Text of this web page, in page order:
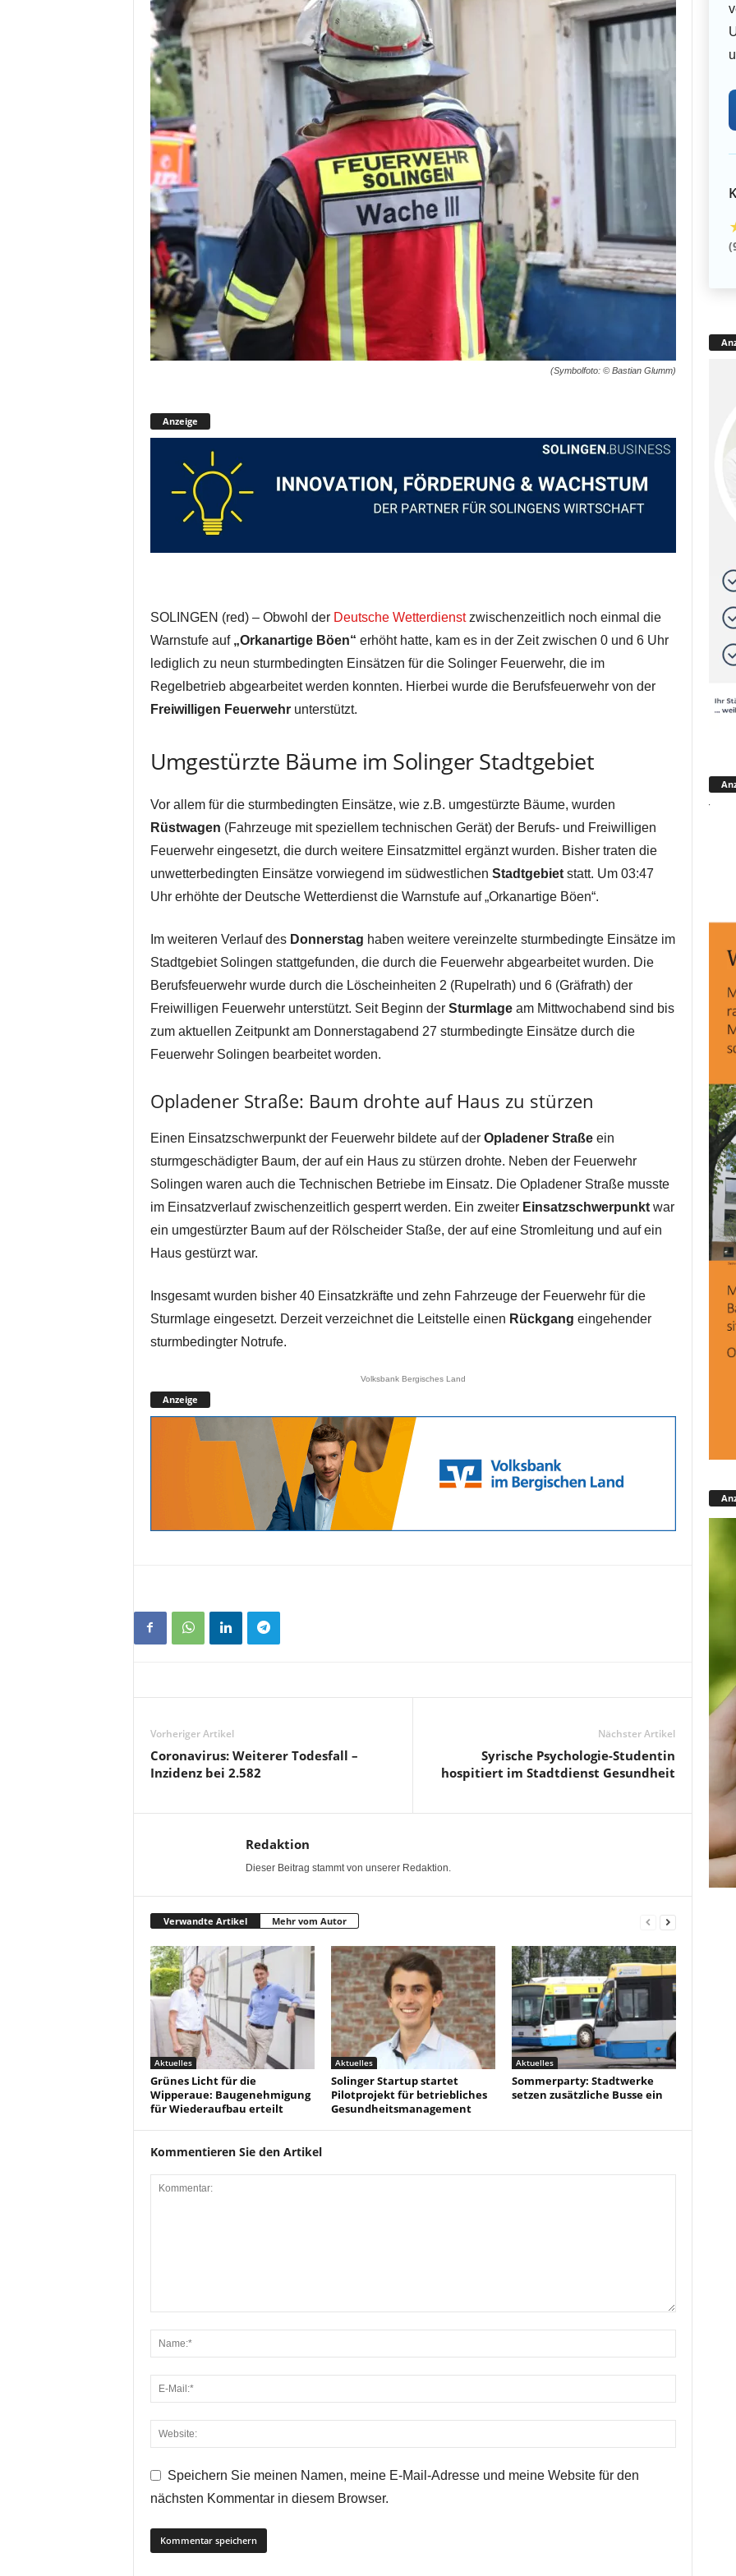
(Symbolfoto: © Bastian Glumm)
Anzeige
SOLINGEN (red) – Obwohl der Deutsche Wetterdienstzwischenzeitlich noch einmal die
Warnstufe auf „Orkanartige Böen“ erhöht hatte, kam es in der Zeit zwischen 0 und 6 Uhr
lediglich zu neun sturmbedingten Einsätzen für die Solinger Feuerwehr, die im
Regelbetrieb abgearbeitet werden konnten. Hierbei wurde die Berufsfeuerwehr von der
Freiwilligen Feuerwehrunterstützt.
Umgestürzte Bäume im Solinger Stadtgebiet
Vor allem für die sturmbedingten Einsätze, wie z.B. umgestürzte Bäume, wurden
Rüstwagen (Fahrzeuge mit speziellem technischen Gerät) der Berufs- und Freiwilligen
Feuerwehr eingesetzt, die durch weitere Einsatzmittel ergänzt wurden. Bisher traten die
unwetterbedingten Einsätze vorwiegend im südwestlichen Stadtgebietstatt. Um 03:47
Uhr erhöhte der Deutsche Wetterdienst die Warnstufe auf „Orkanartige Böen“.
Im weiteren Verlauf des Donnerstag haben weitere vereinzelte sturmbedingte Einsätze im
Stadtgebiet Solingen stattgefunden, die durch die Feuerwehr abgearbeitet wurden. Die
Berufsfeuerwehr wurde durch die Löscheinheiten 2 (Rupelrath) und 6 (Gräfrath) der
Freiwilligen Feuerwehr unterstützt. Seit Beginn der Sturmlageam Mittwochabend sind bis
zum aktuellen Zeitpunkt am Donnerstagabend 27 sturmbedingte Einsätze durch die
Feuerwehr Solingen bearbeitet worden.
Opladener Straße: Baum drohte auf Haus zu stürzen
Einen Einsatzschwerpunkt der Feuerwehr bildete auf der Opladener Straßeein
sturmgeschädigter Baum, der auf ein Haus zu stürzen drohte. Neben der Feuerwehr
Solingen waren auch die Technischen Betriebe im Einsatz. Die Opladener Straße musste
im Einsatzverlauf zwischenzeitlich gesperrt werden. Ein zweiter Einsatzschwerpunktwar
ein umgestürzter Baum auf der Rölscheider Staße, der auf eine Stromleitung und auf ein
Haus gestürzt war.
Insgesamt wurden bisher 40 Einsatzkräfte und zehn Fahrzeuge der Feuerwehr für die
Sturmlage eingesetzt. Derzeit verzeichnet die Leitstelle einen Rückgang eingehender
sturmbedingter Notrufe.
Volksbank Bergisches Land
Anzeige
Vorheriger Artikel
Coronavirus: Weiterer Todesfall –
Inzidenz bei 2.582
Nächster Artikel
Syrische Psychologie-Studentin
hospitiert im Stadtdienst Gesundheit
Redaktion
Dieser Beitrag stammt von unserer Redaktion.
Verwandte Artikel Mehr vom Autor
Aktuelles
Grünes Licht für die
Wipperaue: Baugenehmigung
für Wiederaufbau erteilt
Aktuelles
Solinger Startup startet
Pilotprojekt für betriebliches
Gesundheitsmanagement
Aktuelles
Sommerparty: Stadtwerke
setzen zusätzliche Busse ein
Kommentieren Sie den Artikel
Speichern Sie meinen Namen, meine E-Mail-Adresse und meine Website für den
nächsten Kommentar in diesem Browser.